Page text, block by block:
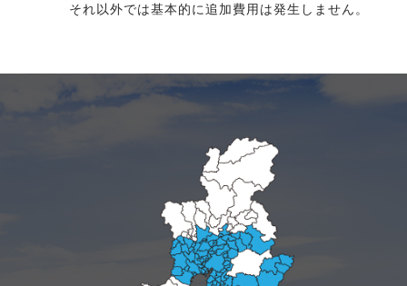
それ以外では基本的に追加費用は発生しません。